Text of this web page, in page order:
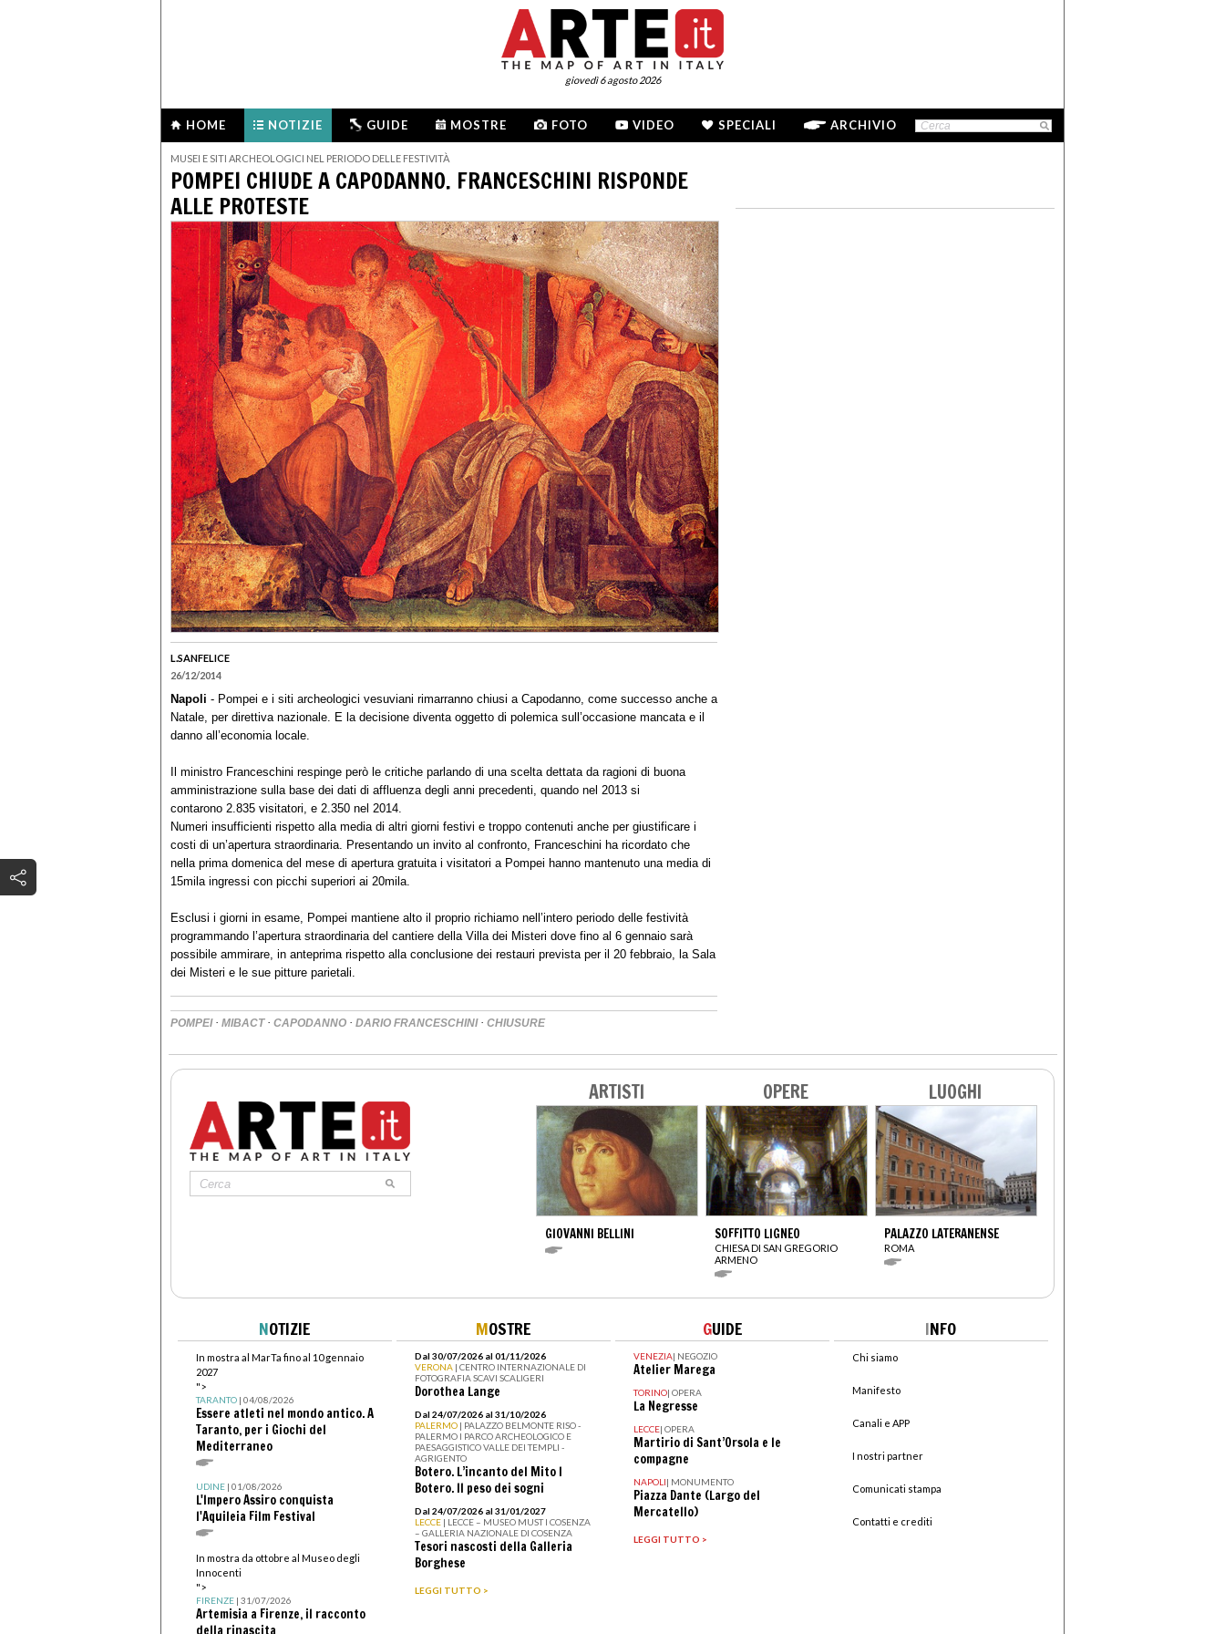
giovedì 6 agosto 2026
HOME NOTIZIE GUIDE MOSTRE FOTO VIDEO SPECIALI ARCHIVIO
MUSEI E SITI ARCHEOLOGICI NEL PERIODO DELLE FESTIVITÀ
POMPEI CHIUDE A CAPODANNO. FRANCESCHINI RISPONDE
ALLE PROTESTE
L.SANFELICE
26/12/2014
Napoli - Pompei e i siti archeologici vesuviani rimarranno chiusi a Capodanno, come successo anche a
Natale, per direttiva nazionale. E la decisione diventa oggetto di polemica sull’occasione mancata e il
danno all’economia locale.
Il ministro Franceschini respinge però le critiche parlando di una scelta dettata da ragioni di buona
amministrazione sulla base dei dati di affluenza degli anni precedenti, quando nel 2013 si
contarono 2.835 visitatori, e 2.350 nel 2014.
Numeri insufficienti rispetto alla media di altri giorni festivi e troppo contenuti anche per giustificare i
costi di un’apertura straordinaria. Presentando un invito al confronto, Franceschini ha ricordato che
nella prima domenica del mese di apertura gratuita i visitatori a Pompei hanno mantenuto una media di
15mila ingressi con picchi superiori ai 20mila.
Esclusi i giorni in esame, Pompei mantiene alto il proprio richiamo nell’intero periodo delle festività
programmando l’apertura straordinaria del cantiere della Villa dei Misteri dove fino al 6 gennaio sarà
possibile ammirare, in anteprima rispetto alla conclusione dei restauri prevista per il 20 febbraio, la Sala
dei Misteri e le sue pitture parietali.
POMPEI· MIBACT· CAPODANNO · DARIO FRANCESCHINI· CHIUSURE
ARTISTI
GIOVANNI BELLINI
OPERE
SOFFITTO LIGNEO
CHIESA DI SAN GREGORIO
ARMENO
LUOGHI
PALAZZO LATERANENSE
ROMA
NOTIZIE
In mostra al MarTa fino al 10 gennaio
2027
">
TARANTO| 04/08/2026
Essere atleti nel mondo antico. A
Taranto, per i Giochi del
Mediterraneo
UDINE| 01/08/2026
L'Impero Assiro conquista
l'Aquileia Film Festival
In mostra da ottobre al Museo degli
Innocenti
">
FIRENZE| 31/07/2026
Artemisia a Firenze, il racconto
della rinascita
MOSTRE
Dal 30/07/2026 al 01/11/2026
VERONA | CENTRO INTERNAZIONALE DI
FOTOGRAFIA SCAVI SCALIGERI
Dorothea Lange
Dal 24/07/2026 al 31/10/2026
PALERMO | PALAZZO BELMONTE RISO -
PALERMO I PARCO ARCHEOLOGICO E
PAESAGGISTICO VALLE DEI TEMPLI -
AGRIGENTO
Botero. L’incanto del Mito I
Botero. Il peso dei sogni
Dal 24/07/2026 al 31/01/2027
LECCE | LECCE – MUSEO MUST I COSENZA
– GALLERIA NAZIONALE DI COSENZA
Tesori nascosti della Galleria
Borghese
LEGGI TUTTO >
GUIDE
VENEZIA| NEGOZIO
Atelier Marega
TORINO| OPERA
La Negresse
LECCE| OPERA
Martirio di Sant’Orsola e le
compagne
NAPOLI| MONUMENTO
Piazza Dante (Largo del
Mercatello)
LEGGI TUTTO >
INFO
Chi siamo
Manifesto
Canali e APP
I nostri partner
Comunicati stampa
Contatti e crediti